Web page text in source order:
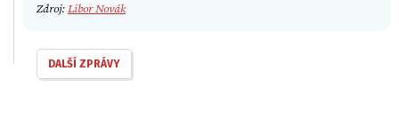
Zdroj:Libor Novák
DALŠÍ ZPRÁVY